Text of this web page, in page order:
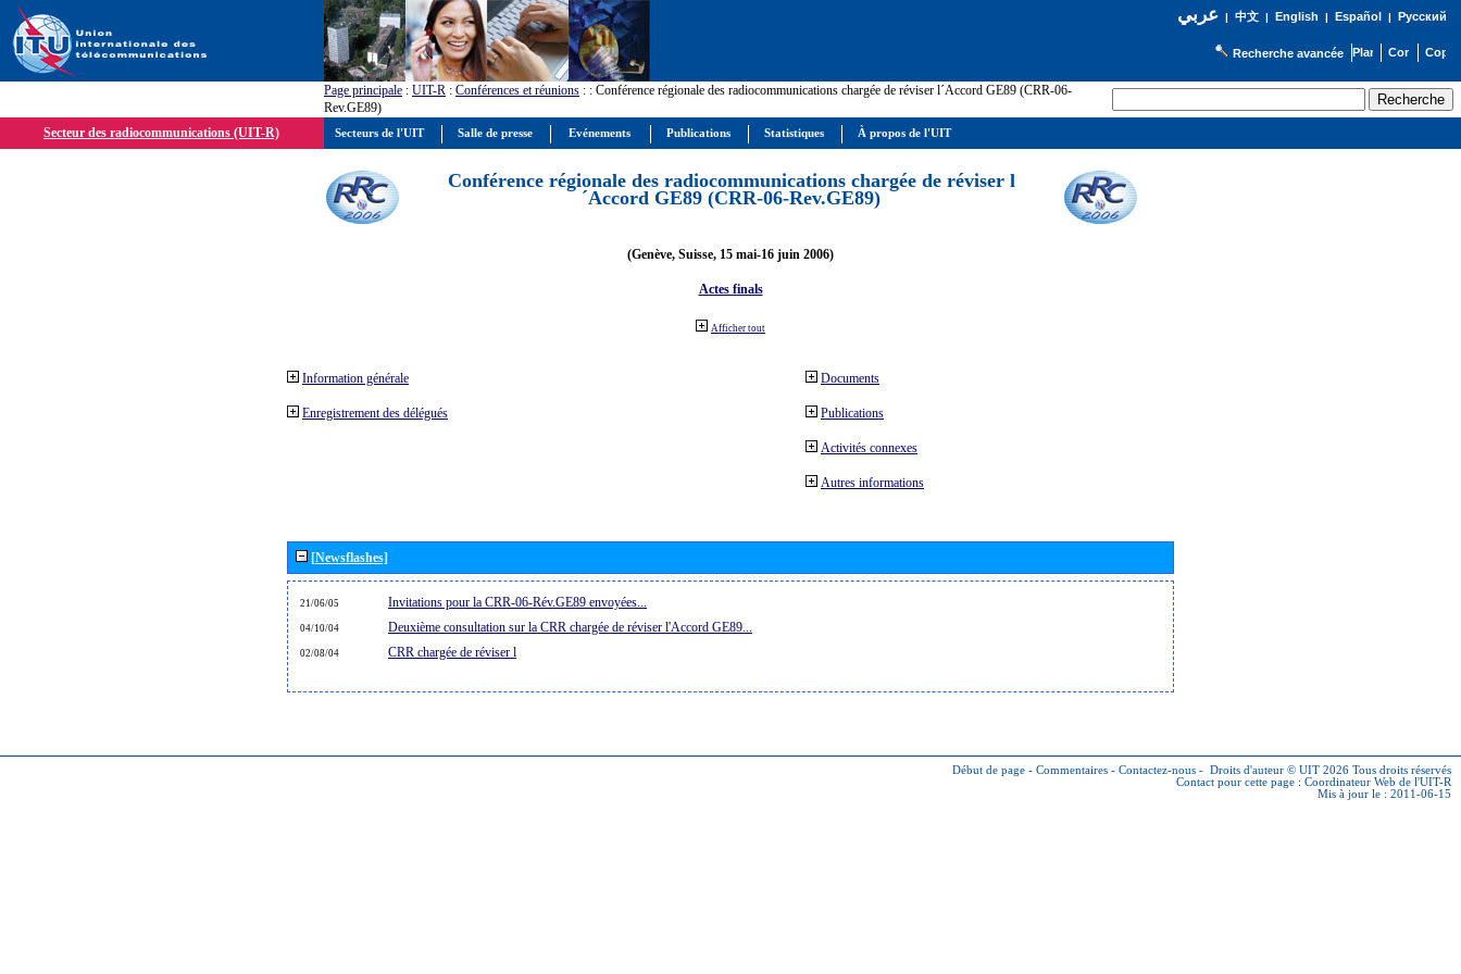
عربي| 中文| English | Español | Русский
Recherche avancée
Page principale : UIT-R : Conférences et réunions : : Conférence régionale des radiocommunications chargée de réviser l´Accord GE89 (CRR-06-
Rev.GE89)
Secteur des radiocommunications (UIT-R)
Conférence régionale des radiocommunications chargée de réviser l
´Accord GE89 (CRR-06-Rev.GE89)
(Genève, Suisse, 15 mai-16 juin 2006)
Actes finals
Afficher tout
Information générale
Enregistrement des délégués
Documents
Publications
Activités connexes
Autres informations
[Newsflashes]
21/06/05 Invitations pour la CRR-06-Rév.GE89 envoyées...
04/10/04 Deuxième consultation sur la CRR chargée de réviser l'Accord GE89...
02/08/04 CRR chargée de réviser l
Début de page - Commentaires - Contactez-nous - Droits d'auteur © UIT 2026 Tous droits réservés
Contact pour cette page : Coordinateur Web de l'UIT-R
Mis à jour le : 2011-06-15
Secteurs de l'UIT Salle de presse Evénements Publications Statistiques À propos de l'UIT